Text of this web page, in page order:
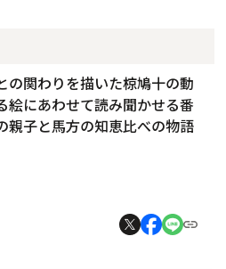
の関わりを描いた椋鳩十の動
絵にあわせて読み聞かせる番
子と馬方の知恵比べの物語